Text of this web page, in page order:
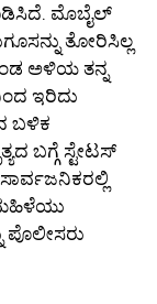
ಮೊಬೈಲ್
ತೋರಿಸಿಲ್ಲ
ಅಳಿಯ ತನ್ನ
ಇರಿದು
ಬಳಿಕ
ಬಗ್ಗೆ ಸ್ಟೇಟಸ್
ಮಹಿಳೆಯು
ಪೊಲೀಸರು